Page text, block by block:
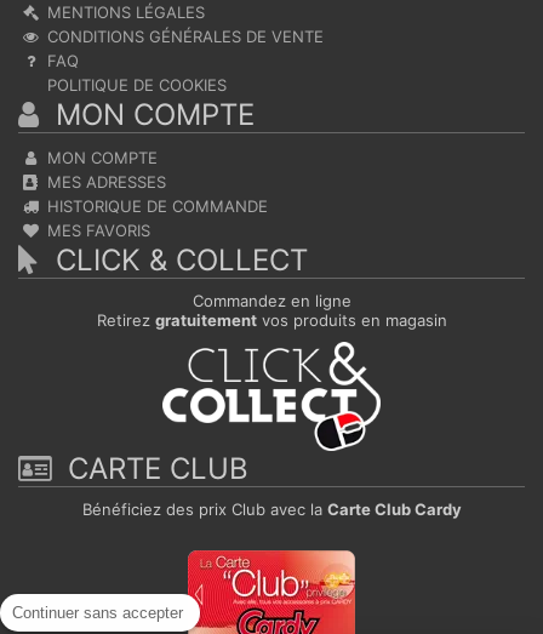
MENTIONS LÉGALES
CONDITIONS GÉNÉRALES DE VENTE
FAQ
POLITIQUE DE COOKIES
MON COMPTE
MON COMPTE
MES ADRESSES
HISTORIQUE DE COMMANDE
MES FAVORIS
CLICK & COLLECT
Commandez en ligne
Retirez gratuitementvos produits en magasin
CARTE CLUB
Bénéficiez des prix Club avec la Carte Club Cardy
Continuer sans accepter